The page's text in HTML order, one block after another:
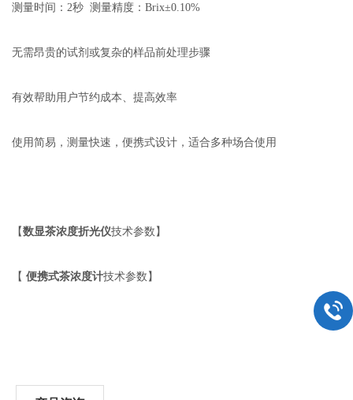
测量时间：2秒 测量精度：Brix±0.10%
无需昂贵的试剂或复杂的样品前处理步骤
有效帮助用户节约成本、提高效率
使用简易，测量快速，便携式设计，适合多种场合使用
【数显茶浓度折光仪技术参数】
【 便携式茶浓度计技术参数】